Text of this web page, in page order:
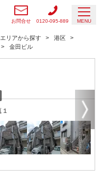
お問合せ 0120-095-889 MENU
リアから探す
港区
金田ビル